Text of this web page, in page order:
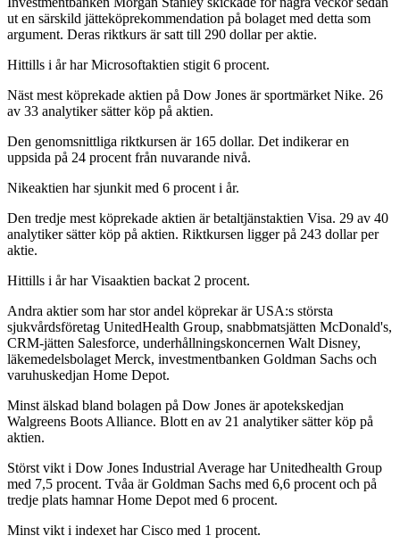
ut en särskild jätteköprekommendation på bolaget med detta som
argument. Deras riktkurs är satt till 290 dollar per aktie.
Hittills i år har Microsoftaktien stigit 6 procent.
Näst mest köprekade aktien på Dow Jones är sportmärket Nike. 26
av 33 analytiker sätter köp på aktien.
Den genomsnittliga riktkursen är 165 dollar. Det indikerar en
uppsida på 24 procent från nuvarande nivå.
Nikeaktien har sjunkit med 6 procent i år.
Den tredje mest köprekade aktien är betaltjänstaktien Visa. 29 av 40
analytiker sätter köp på aktien. Riktkursen ligger på 243 dollar per
aktie.
Hittills i år har Visaaktien backat 2 procent.
Andra aktier som har stor andel köprekar är USA:s största
sjukvårdsföretag UnitedHealth Group, snabbmatsjätten McDonald's,
CRM-jätten Salesforce, underhållningskoncernen Walt Disney,
läkemedelsbolaget Merck, investmentbanken Goldman Sachs och
varuhuskedjan Home Depot.
Minst älskad bland bolagen på Dow Jones är apotekskedjan
Walgreens Boots Alliance. Blott en av 21 analytiker sätter köp på
aktien.
Störst vikt i Dow Jones Industrial Average har Unitedhealth Group
med 7,5 procent. Tvåa är Goldman Sachs med 6,6 procent och på
tredje plats hamnar Home Depot med 6 procent.
Minst vikt i indexet har Cisco med 1 procent.